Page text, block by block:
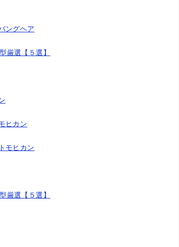
ングヘア
厳選【５選】
ヒカン
モヒカン
厳選【５選】